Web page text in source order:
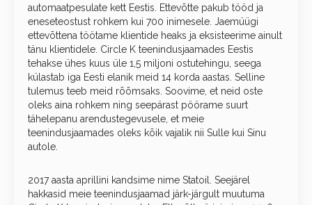
automaatpesulate kett Eestis. Ettevõtte pakub tööd ja
eneseteostust rohkem kui 700 inimesele. Jaemüügi
ettevõttena töötame klientide heaks ja eksisteerime ainult
tänu klientidele. Circle K teenindusjaamades Eestis
tehakse ühes kuus üle 1,5 miljoni ostutehingu, seega
külastab iga Eesti elanik meid 14 korda aastas. Selline
tulemus teeb meid rõõmsaks. Soovime, et neid oste
oleks aina rohkem ning seepärast pöörame suurt
tähelepanu arendustegevusele, et meie
teenindusjaamades oleks kõik vajalik nii Sulle kui Sinu
autole.
2017 aasta aprillini kandsime nime Statoil. Seejärel
hakkasid meie teenindusjaamad järk-järgult muutuma